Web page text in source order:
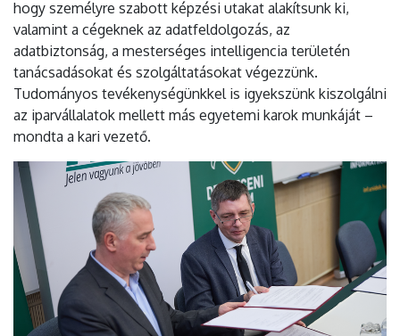
hogy személyre szabott képzési utakat alakítsunk ki,
valamint a cégeknek az adatfeldolgozás, az
adatbiztonság, a mesterséges intelligencia területén
tanácsadásokat és szolgáltatásokat végezzünk.
Tudományos tevékenységünkkel is igyekszünk kiszolgálni
az iparvállalatok mellett más egyetemi karok munkáját –
mondta a kari vezető.